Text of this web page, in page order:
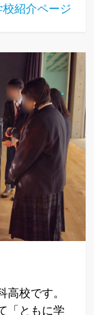
校紹介ページ
校です。
「ともに学